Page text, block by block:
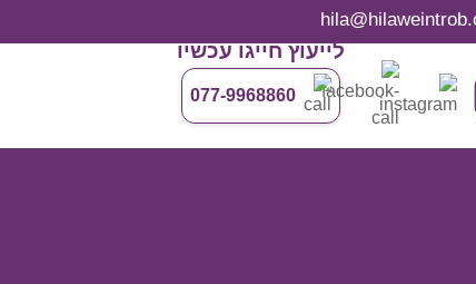
לייעוץ חייגו עכשיו
077-9968860